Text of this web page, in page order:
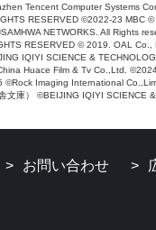
Tencent Computer Systems
RESERVED ©2022-23 MBC
NETWORKS. All Rights
RESERVED © 2019. OAL
IQIYI SCIENCE &
Huace Film & Tv Co.,Ltd.
©Rock Imaging International
文庫） ©BEIJING IQIYI SCIENCE
お問い合わせ